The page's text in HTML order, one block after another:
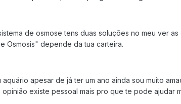
de osmose tens duas soluções no meu ver
Osmosis" depende da tua carteira.
aquário apesar de já ter um ano ainda sou muito
opinião existe pessoal mais pro que te pode ajudar